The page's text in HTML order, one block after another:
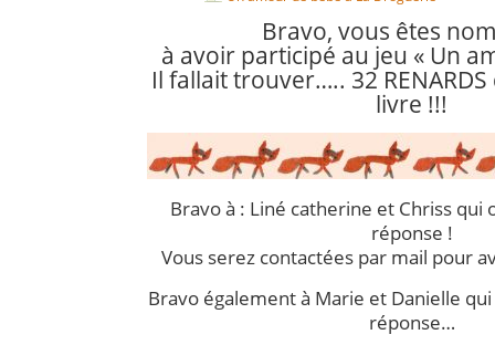
Bravo, vous êtes
à avoir participé au jeu « Un
Il fallait trouver….. 32
livre !!!
Bravo à : Liné catherine et Chriss qui
réponse !
Vous serez contactées par mail pour
Bravo également à Marie et Danielle
réponse…